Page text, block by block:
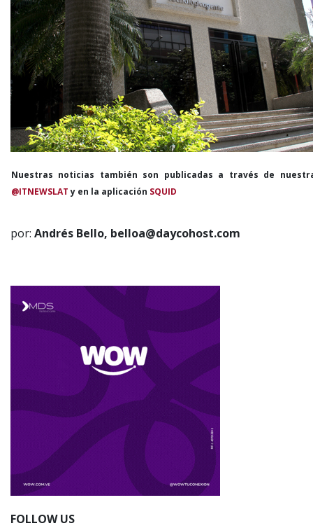
Nuestras noticias también son publicadas a través de
@ITNEWSLATy en la aplicación SQUID
por: Andrés Bello, belloa@daycohost.com
FOLLOW US